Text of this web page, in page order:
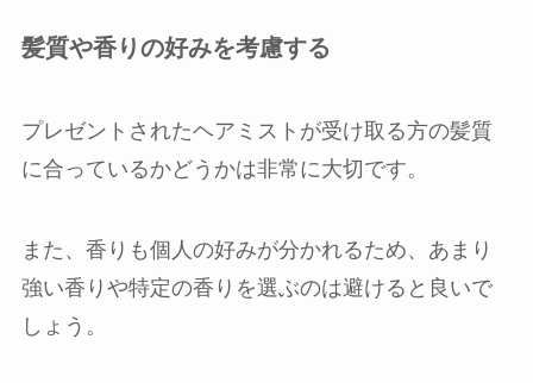
髪質や香りの好みを考慮する
プレゼントされたヘアミストが受け取る方の髪質
に合っているかどうかは非常に大切です。
また、香りも個人の好みが分かれるため、あまり
強い香りや特定の香りを選ぶのは避けると良いで
しょう。